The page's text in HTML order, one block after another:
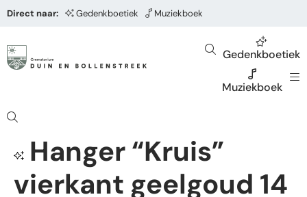
Direct naar: Gedenkboetiek Muziekboek
Gedenkboetiek
Muziekboek
Hanger “Kruis”
vierkant geelgoud 14